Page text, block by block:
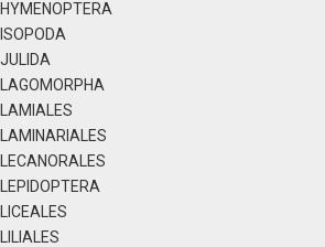
HYMENOPTERA
ISOPODA
JULIDA
LAGOMORPHA
LAMIALES
LAMINARIALES
LECANORALES
LEPIDOPTERA
LICEALES
LILIALES